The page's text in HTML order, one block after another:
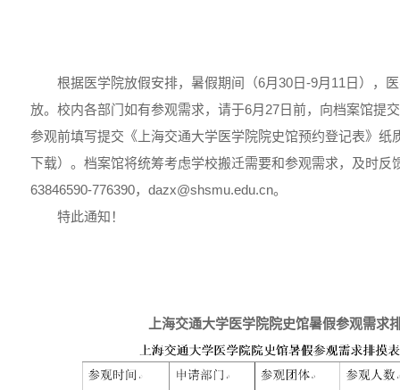
根据医学院放假安排，暑假期间（6月30日-9月11日），
放。校内各部门如有参观需求，请于6月27日前，向档案馆提
参观前填写提交《上海交通大学医学院院史馆预约登记表》纸
下载）。档案馆将统筹考虑学校搬迁需要和参观需求，及时反
63846590-776390，dazx@shsmu.edu.cn。
特此通知！
上海交通大学医学院院史馆暑假参观需求